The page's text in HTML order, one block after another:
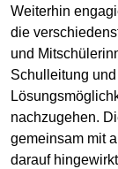
Weiterhin
die
und
Schulleitung
nachzugehen.
gemeinsam mit
darauf